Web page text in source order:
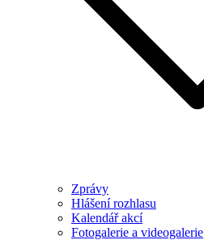
Zprávy
Hlášení rozhlasu
Kalendář akcí
Fotogalerie a videogalerie